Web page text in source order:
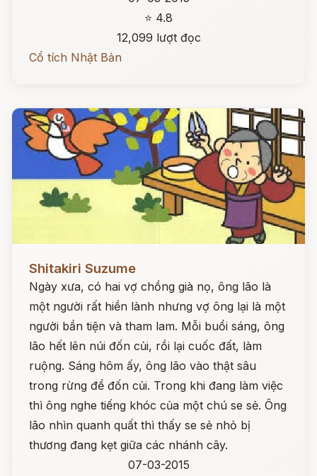
⭐ 4.8
12,099 lượt đọc
Cổ tích Nhật Bản
Shitakiri Suzume
Ngày xưa, có hai vợ chồng già nọ, ông lão là
một người rất hiền lành nhưng vợ ông lại là một
người bần tiện và tham lam. Mỗi buổi sáng, ông
lão hết lên núi đốn củi, rồi lại cuốc đất, làm
ruộng. Sáng hôm ấy, ông lão vào thật sâu
trong rừng để đốn củi. Trong khi đang làm việc
thì ông nghe tiếng khóc của một chú se sẻ. Ông
lão nhìn quanh quất thì thấy se sẻ nhỏ bị
thương đang kẹt giữa các nhánh cây.
07-03-2015